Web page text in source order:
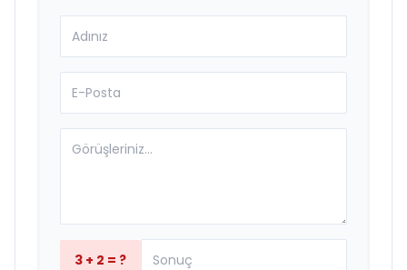
3 + 2 = ?